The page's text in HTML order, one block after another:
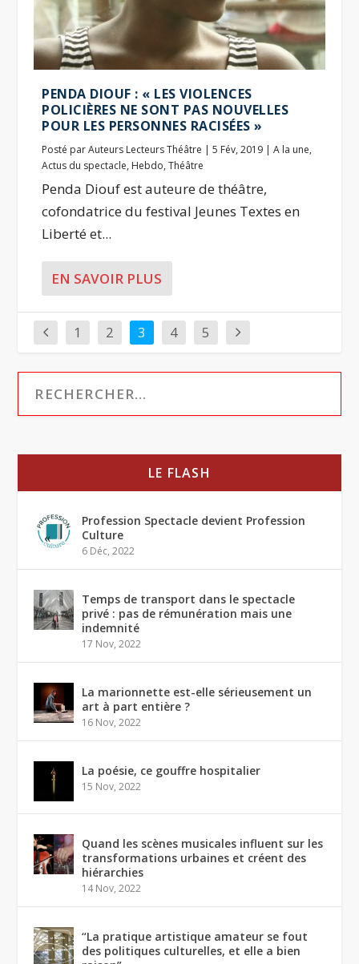
PENDA DIOUF : « LES VIOLENCES
POLICIÈRES NE SONT PAS NOUVELLES
POUR LES PERSONNES RACISÉES »
Posté parAuteurs Lecteurs Théâtre |5 Fév, 2019 |A la une,
Actus du spectacle, Hebdo,Théâtre
Penda Diouf est auteure de théâtre,
cofondatrice du festival Jeunes Textes en
Liberté et...
EN SAVOIR PLUS
1 2 3 4 5
LE FLASH
Profession Spectacle devient Profession
Culture
6 Déc, 2022
Temps de transport dans le spectacle
privé : pas de rémunération mais une
indemnité
17 Nov, 2022
La marionnette est-elle sérieusement un
art à part entière ?
16 Nov, 2022
La poésie, ce gouffre hospitalier
15 Nov, 2022
Quand les scènes musicales influent sur les
transformations urbaines et créent des
hiérarchies
14 Nov, 2022
“La pratique artistique amateur se fout
des politiques culturelles, et elle a bien